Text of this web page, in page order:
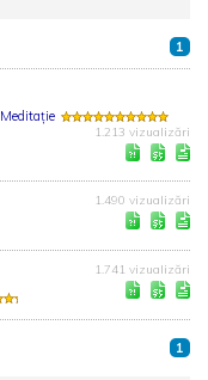
1
Meditație
1.213 vizualizări
1.490 vizualizări
1.741 vizualizări
1